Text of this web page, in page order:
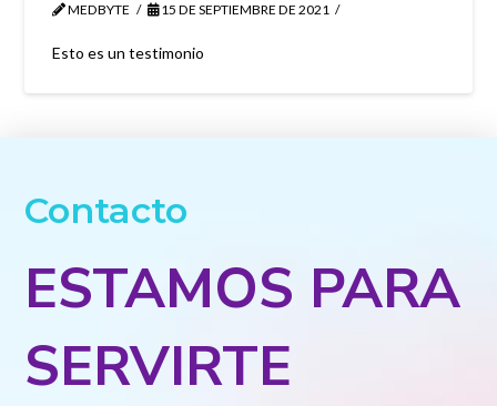
MEDBYTE 15 DE SEPTIEMBRE DE 2021
Esto es un testimonio
Contacto
ESTAMOS PARA
SERVIRTE